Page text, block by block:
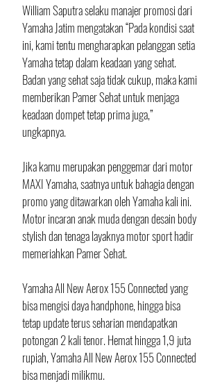
William Saputra selaku manajer promosi dari
Yamaha Jatim mengatakan “Pada kondisi saat
ini, kami tentu mengharapkan pelanggan setia
Yamaha tetap dalam keadaan yang sehat.
Badan yang sehat saja tidak cukup, maka kami
memberikan Pamer Sehat untuk menjaga
keadaan dompet tetap prima juga,”
ungkapnya.
Jika kamu merupakan penggemar dari motor
MAXI Yamaha, saatnya untuk bahagia dengan
promo yang ditawarkan oleh Yamaha kali ini.
Motor incaran anak muda dengan desain body
stylish dan tenaga layaknya motor sport hadir
memeriahkan Pamer Sehat.
Yamaha All New Aerox 155 Connected yang
bisa mengisi daya handphone, hingga bisa
tetap update terus seharian mendapatkan
potongan 2 kali tenor. Hemat hingga 1,9 juta
rupiah, Yamaha All New Aerox 155 Connected
bisa menjadi milikmu.